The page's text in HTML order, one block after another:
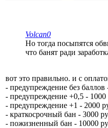
Volcan0
Но тогда посыпятся
что банят ради
вот это правильно. и с
- предупреждение без баллов
- предупреждение +0,5 - 1000
- предупреждение +1 - 2000
- краткосрочный бан - 3000
- пожизненный бан - 10000